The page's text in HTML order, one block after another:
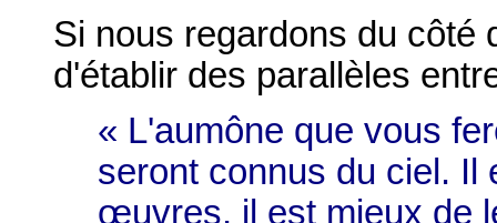
Si nous regardons du côté
d'établir des parallèles
« L'aumône que vous
seront connus du ciel. Il
œuvres, il est mieux de